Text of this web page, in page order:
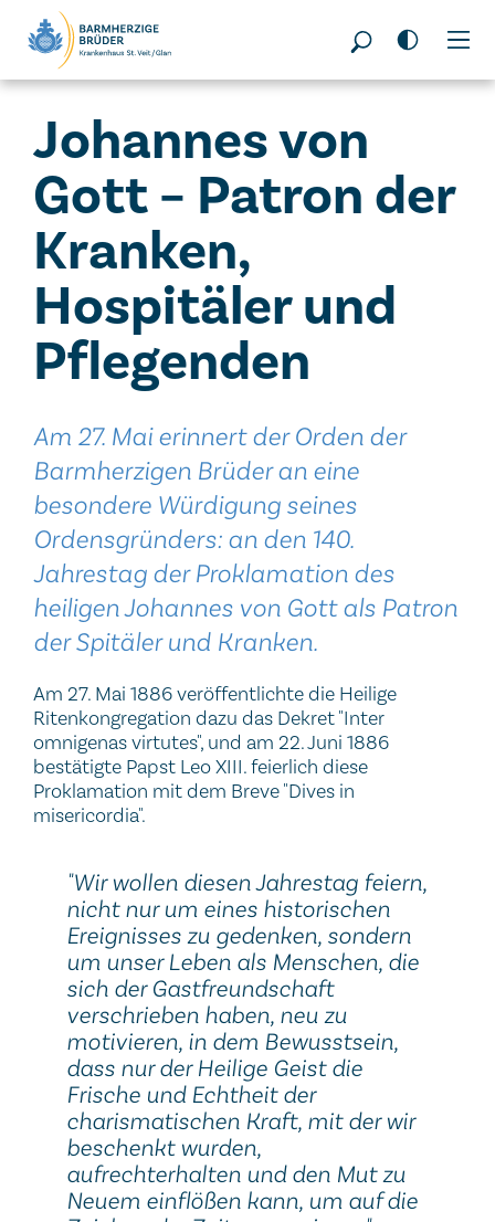
Seitenbereiche:
Johannes von
Gott – Patron der
Kranken,
Hospitäler und
Pflegenden
Am 27. Mai erinnert der Orden der
Barmherzigen Brüder an eine
besondere Würdigung seines
Ordensgründers: an den 140.
Jahrestag der Proklamation des
heiligen Johannes von Gott als Patron
der Spitäler und Kranken.
Am 27. Mai 1886 veröffentlichte die Heilige
Ritenkongregation dazu das Dekret "Inter
omnigenas virtutes", und am 22. Juni 1886
bestätigte Papst Leo XIII. feierlich diese
Proklamation mit dem Breve "Dives in
misericordia".
"Wir wollen diesen Jahrestag feiern,
nicht nur um eines historischen
Ereignisses zu gedenken, sondern
um unser Leben als Menschen, die
sich der Gastfreundschaft
verschrieben haben, neu zu
motivieren, in dem Bewusstsein,
dass nur der Heilige Geist die
Frische und Echtheit der
charismatischen Kraft, mit der wir
beschenkt wurden,
aufrechterhalten und den Mut zu
Neuem einflößen kann, um auf die